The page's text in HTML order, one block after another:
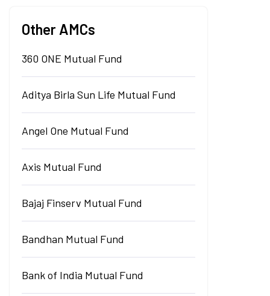
Other AMCs
360 ONE Mutual Fund
Aditya Birla Sun Life Mutual Fund
Angel One Mutual Fund
Axis Mutual Fund
Bajaj Finserv Mutual Fund
Bandhan Mutual Fund
Bank of India Mutual Fund